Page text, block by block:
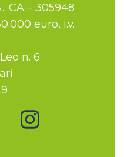
CA – 305948
euro, i.v.
n. 6